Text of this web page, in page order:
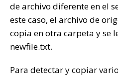
de archivo diferente en el
este caso, el archivo de
copia en otra carpeta y se
newfile.txt.
Para detectar y copiar